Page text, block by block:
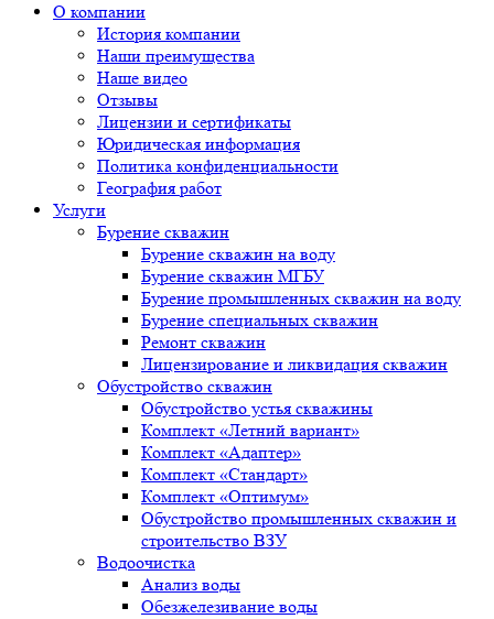
О компании
История компании
Наши преимущества
Наше видео
Отзывы
Лицензии и сертификаты
Юридическая информация
Политика конфиденциальности
География работ
Услуги
Бурение скважин
Бурение скважин на воду
Бурение скважин МГБУ
Бурение промышленных скважин на воду
Бурение специальных скважин
Ремонт скважин
Лицензирование и ликвидация скважин
Обустройство скважин
Обустройство устья скважины
Комплект «Летний вариант»
Комплект «Адаптер»
Комплект «Стандарт»
Комплект «Оптимум»
Обустройство промышленных скважин и
строительство ВЗУ
Водоочистка
Анализ воды
Обезжелезивание воды